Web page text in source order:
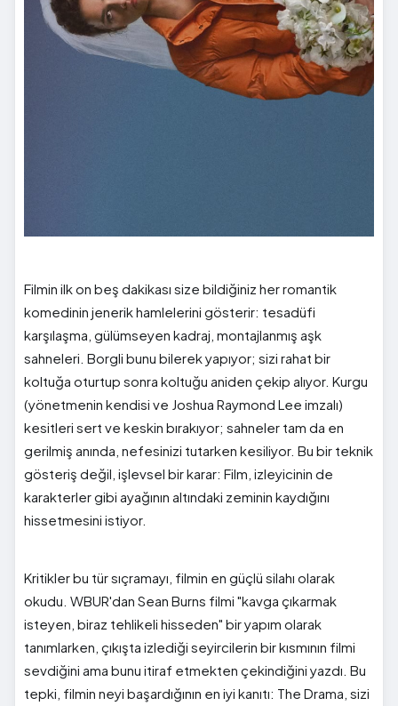
Filmin ilk on beş dakikası size bildiğiniz her romantik
komedinin jenerik hamlelerini gösterir: tesadüfi
karşılaşma, gülümseyen kadraj, montajlanmış aşk
sahneleri. Borgli bunu bilerek yapıyor; sizi rahat bir
koltuğa oturtup sonra koltuğu aniden çekip alıyor. Kurgu
(yönetmenin kendisi ve Joshua Raymond Lee imzalı)
kesitleri sert ve keskin bırakıyor; sahneler tam da en
gerilmiş anında, nefesinizi tutarken kesiliyor. Bu bir teknik
gösteriş değil, işlevsel bir karar: Film, izleyicinin de
karakterler gibi ayağının altındaki zeminin kaydığını
hissetmesini istiyor.
Kritikler bu tür sıçramayı, filmin en güçlü silahı olarak
okudu. WBUR'dan Sean Burns filmi "kavga çıkarmak
isteyen, biraz tehlikeli hisseden" bir yapım olarak
tanımlarken, çıkışta izlediği seyircilerin bir kısmının filmi
sevdiğini ama bunu itiraf etmekten çekindiğini yazdı. Bu
tepki, filmin neyi başardığının en iyi kanıtı: The Drama, sizi